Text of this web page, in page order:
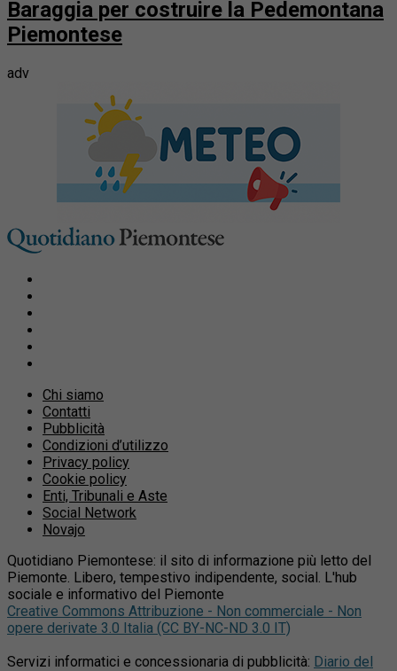
Baraggia per costruire la Pedemontana
Piemontese
adv
Chi siamo
Contatti
Pubblicità
Condizioni d’utilizzo
Privacy policy
Cookie policy
Enti, Tribunali e Aste
Social Network
Novajo
Quotidiano Piemontese: il sito di informazione più letto del
Piemonte. Libero, tempestivo indipendente, social. L'hub
sociale e informativo del Piemonte
Creative Commons Attribuzione - Non commerciale - Non
opere derivate 3.0 Italia (CC BY-NC-ND 3.0 IT)
Servizi informatici e concessionaria di pubblicità: Diario del